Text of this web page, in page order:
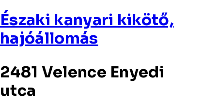
Északi kanyari kikötő,
hajóállomás
2481 Velence Enyedi
utca